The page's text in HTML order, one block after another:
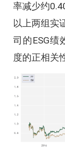
率减少约
以上两组实
司的ESG绩
度的正相关